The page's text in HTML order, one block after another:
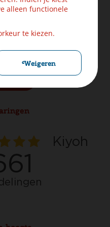
alleen functionele
te kiezen.
Weigeren
ons helpen!